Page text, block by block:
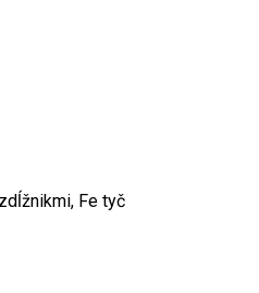
Fe tyč